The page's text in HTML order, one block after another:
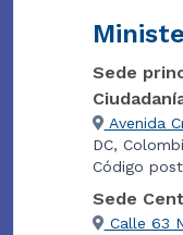
Sede
Avenida
DC,
Código
Sede
Calle 63